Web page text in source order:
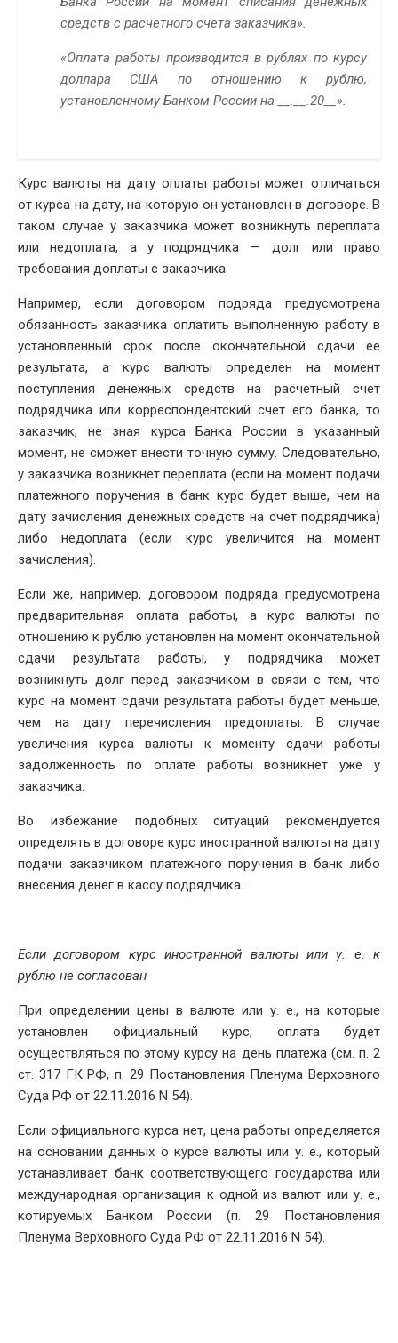
средств с расчетного счета заказчика».
«Оплата работы производится в рублях по курсу
доллара США по отношению к рублю,
установленному Банком России на __.__.20__».
Курс валюты на дату оплаты работы может отличаться
от курса на дату, на которую он установлен в договоре. В
таком случае у заказчика может возникнуть переплата
или недоплата, а у подрядчика — долг или право
требования доплаты с заказчика.
Например, если договором подряда предусмотрена
обязанность заказчика оплатить выполненную работу в
установленный срок после окончательной сдачи ее
результата, а курс валюты определен на момент
поступления денежных средств на расчетный счет
подрядчика или корреспондентский счет его банка, то
заказчик, не зная курса Банка России в указанный
момент, не сможет внести точную сумму. Следовательно,
у заказчика возникнет переплата (если на момент подачи
платежного поручения в банк курс будет выше, чем на
дату зачисления денежных средств на счет подрядчика)
либо недоплата (если курс увеличится на момент
зачисления).
Если же, например, договором подряда предусмотрена
предварительная оплата работы, а курс валюты по
отношению к рублю установлен на момент окончательной
сдачи результата работы, у подрядчика может
возникнуть долг перед заказчиком в связи с тем, что
курс на момент сдачи результата работы будет меньше,
чем на дату перечисления предоплаты. В случае
увеличения курса валюты к моменту сдачи работы
задолженность по оплате работы возникнет уже у
заказчика.
Во избежание подобных ситуаций рекомендуется
определять в договоре курс иностранной валюты на дату
подачи заказчиком платежного поручения в банк либо
внесения денег в кассу подрядчика.
Если договором курс иностранной валюты или у. е. к
рублю не согласован
При определении цены в валюте или у. е., на которые
установлен официальный курс, оплата будет
осуществляться по этому курсу на день платежа (см. п. 2
ст. 317 ГК РФ, п. 29 Постановления Пленума Верховного
Суда РФ от 22.11.2016 N 54).
Если официального курса нет, цена работы определяется
на основании данных о курсе валюты или у. е., который
устанавливает банк соответствующего государства или
международная организация к одной из валют или у. е.,
котируемых Банком России (п. 29 Постановления
Пленума Верховного Суда РФ от 22.11.2016 N 54).